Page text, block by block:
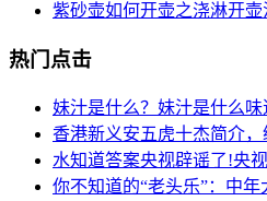
紫砂壶如何开壶之浇淋开壶
热门点击
妹汁是什么？妹汁是什么
香港新义安五虎十杰简介
水知道答案央视辟谣了!央
你不知道的“老头乐”：中